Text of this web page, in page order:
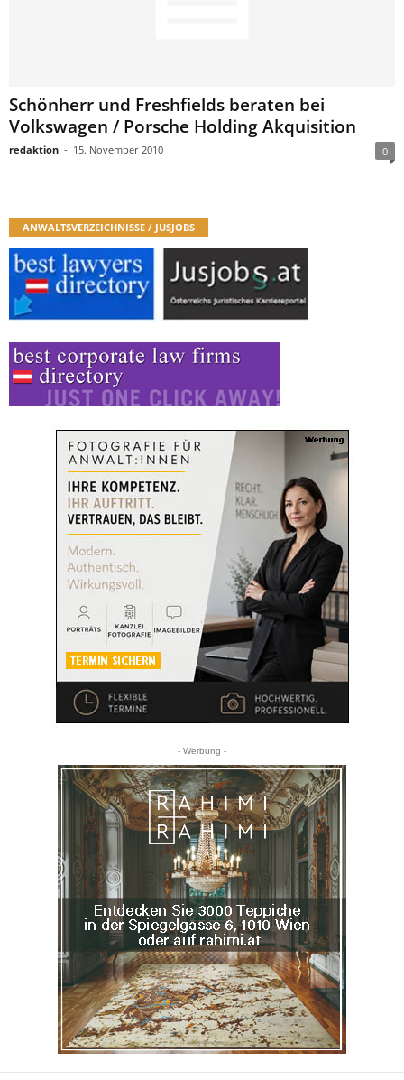
Schönherr und Freshfields beraten bei
Volkswagen / Porsche Holding Akquisition
redaktion - 15. November 2010 0
ANWALTSVERZEICHNISSE / JUSJOBS
- Werbung -